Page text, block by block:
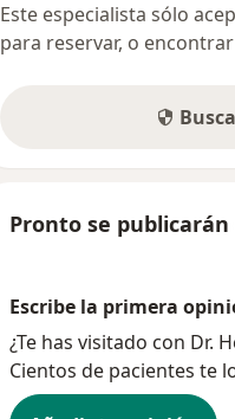
Este especialista sólo
para reservar, o
Pronto se
Escribe la primera
¿Te has visitado con Dr.
Cientos de pacientes te